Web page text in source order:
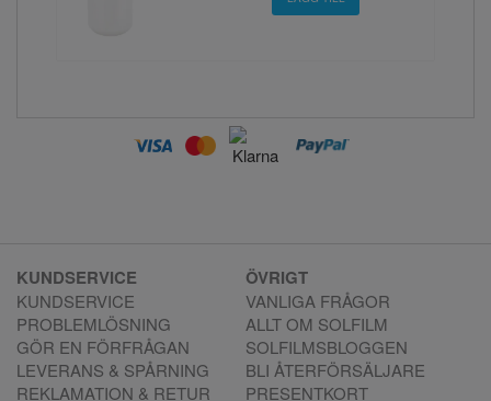
KUNDSERVICE
KUNDSERVICE
PROBLEMLÖSNING
GÖR EN FÖRFRÅGAN
LEVERANS & SPÅRNING
REKLAMATION & RETUR
ÖVRIGT
VANLIGA FRÅGOR
ALLT OM SOLFILM
SOLFILMSBLOGGEN
BLI ÅTERFÖRSÄLJARE
PRESENTKORT